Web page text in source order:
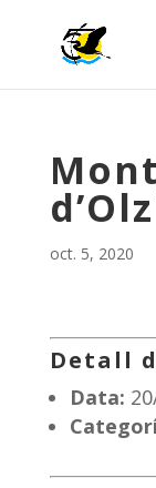
oct. 5, 2020
Detall
Data: